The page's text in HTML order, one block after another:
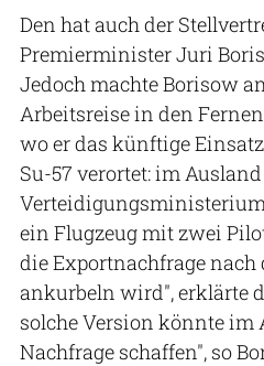
Den hat auch der
Premierminister Juri
Jedoch machte Borisow
Arbeitsreise in den
wo er das künftige
Su-57 verortet: im
ein Flugzeug mit zwei
die Exportnachfrage nach
ankurbeln wird", erklärte
solche Version könnte im
Nachfrage schaffen", so